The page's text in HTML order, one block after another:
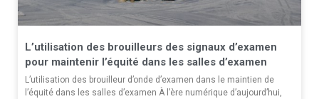
L’utilisation des brouilleurs des signaux d’examen
pour maintenir l’équité dans les salles d’examen
L’utilisation des brouilleur d’onde d’examen dans le maintien de
l’équité dans les salles d’examen À l’ère numérique d’aujourd’hui,